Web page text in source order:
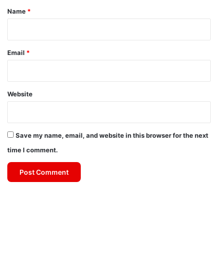
*
Name *
Email *
Website
Save my name, email, and website in this browser for the next
time I comment.